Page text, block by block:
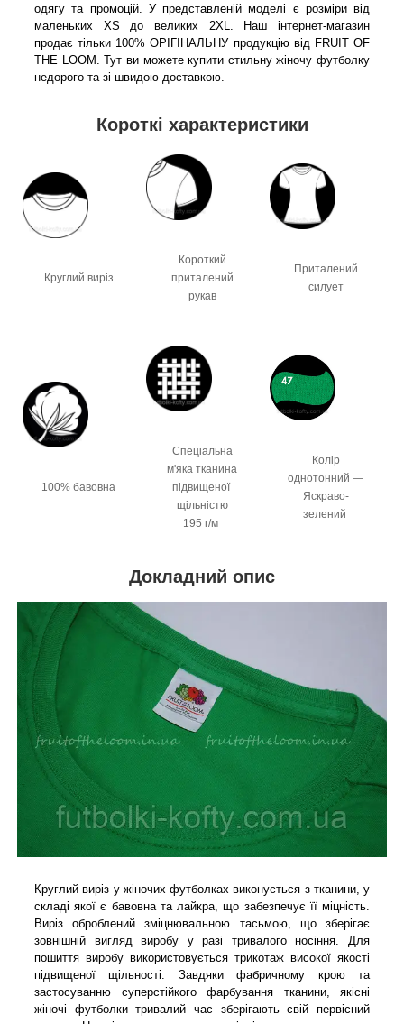
одягу та промоцій. У представленій моделі є розміри від
маленьких XS до великих 2XL. Наш інтернет-магазин
продає тільки 100% ОРІГІНАЛЬНУ продукцію від FRUIT OF
THE LOOM. Тут ви можете купити стильну жіночу футболку
недорого та зі швидою доставкою.
Короткі характеристики
Круглий виріз
Короткий
приталений
рукав
Приталений
силует
100% бавовна
Спеціальна
м'яка тканина
підвищеної
щільністю
195 г/м
Колір
однотонний —
Яскраво-
зелений
Докладний опис
Круглий виріз у жіночих футболках виконується з тканини, у
складі якої є бавовна та лайкра, що забезпечує її міцність.
Виріз оброблений зміцнювальною тасьмою, що зберігає
зовнішній вигляд виробу у разі тривалого носіння. Для
пошиття виробу використовується трикотаж високої якості
підвищеної щільності. Завдяки фабричному крою та
застосуванню суперстійкого фарбування тканини, якісні
жіночі футболки тривалий час зберігають свій первісний